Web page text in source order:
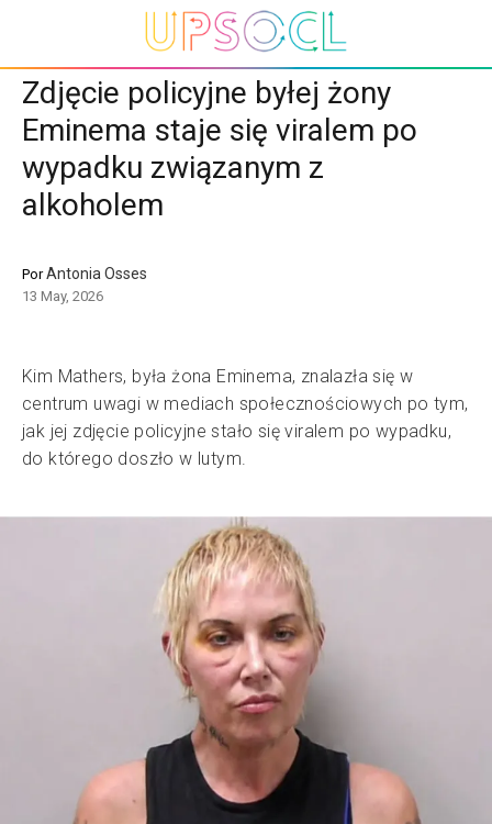
Zdjęcie policyjne byłej żony
Eminema staje się viralem po
wypadku związanym z
alkoholem
PorAntonia Osses
13 May, 2026
Kim Mathers, była żona Eminema, znalazła się w
centrum uwagi w mediach społecznościowych po tym,
jak jej zdjęcie policyjne stało się viralem po wypadku,
do którego doszło w lutym.